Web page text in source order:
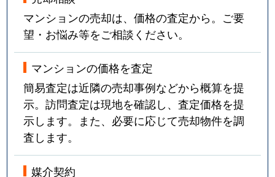
3,600万円
吹上(愛知)
富士見台
3,100万円
富士見台
1,500万円
富士見台
3,800万円
自由ケ丘(愛知)
富士見台
4,000万円
自由ケ丘(愛知)
富士見台
3,800万円
自由ケ丘(愛知)
マンションの売却は、価格の査定から。ご要
望・お悩み等をご相談ください。
マンションの価格を査定
簡易査定は近隣の売却事例などから概算を提
示。訪問査定は現地を確認し、査定価格を提
示します。また、必要に応じて売却物件を調
査します。
媒介契約